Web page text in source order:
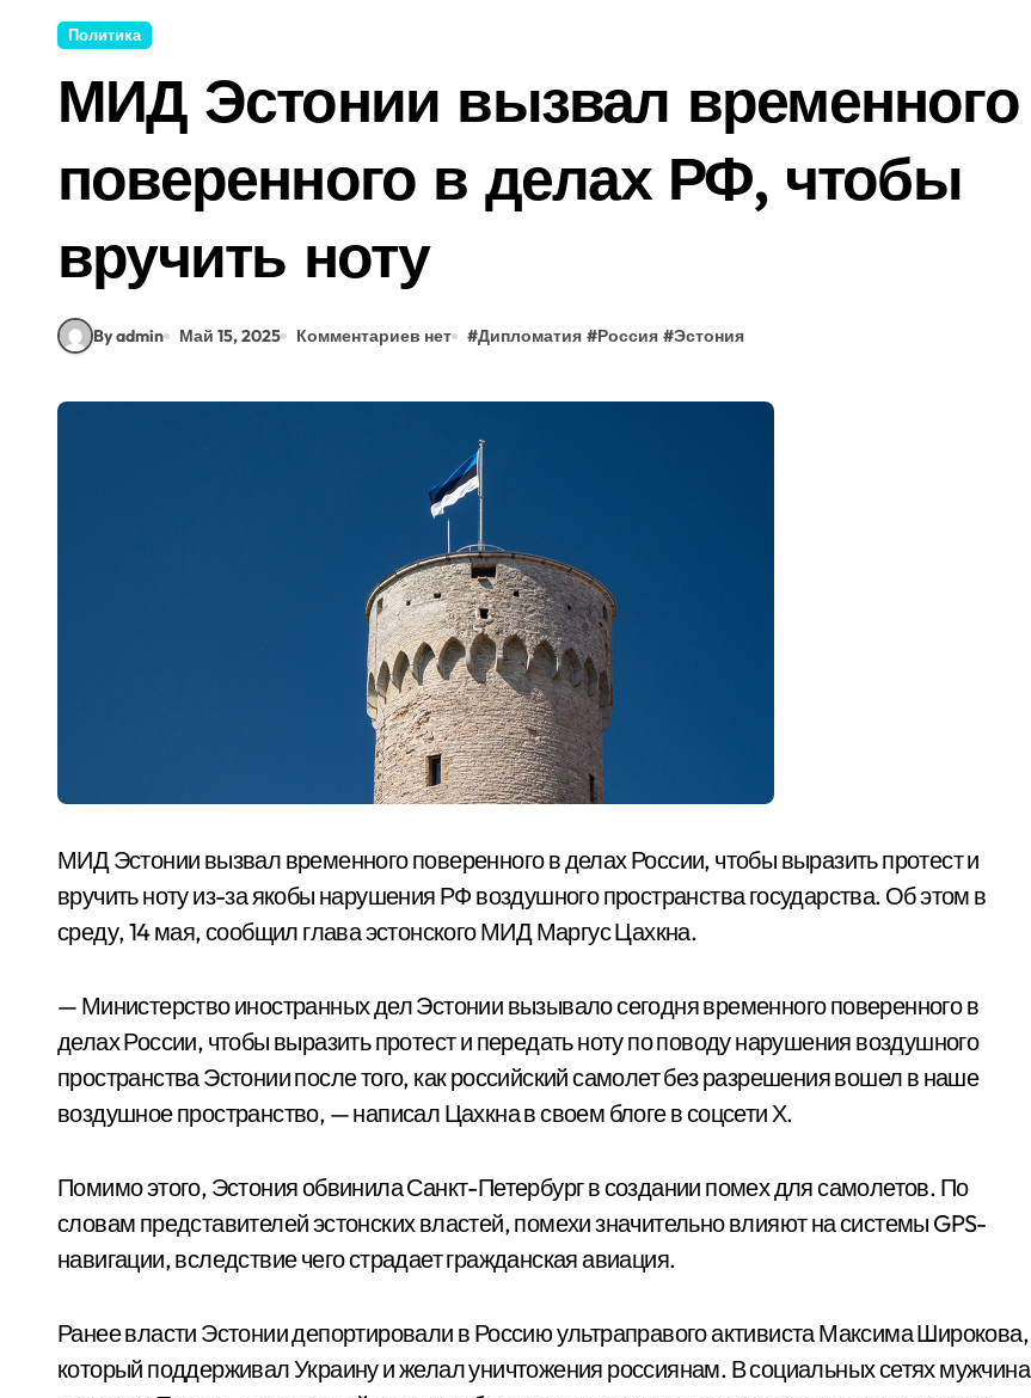
Политика
МИД Эстонии вызвал временного
поверенного в делах РФ, чтобы
вручить ноту
By admin Май 15, 2025 Комментариев нет #Дипломатия #Россия #Эстония
МИД Эстонии вызвал временного поверенного в делах России, чтобы выразить протест и
вручить ноту из-за якобы нарушения РФ воздушного пространства государства. Об этом в
среду, 14 мая, сообщил глава эстонского МИД Маргус Цахкна.
— Министерство иностранных дел Эстонии вызывало сегодня временного поверенного в
делах России, чтобы выразить протест и передать ноту по поводу нарушения воздушного
пространства Эстонии после того, как российский самолет без разрешения вошел в наше
воздушное пространство, — написал Цахкна в своем блоге в соцсети Х.
Помимо этого, Эстония обвинила Санкт-Петербург в создании помех для самолетов. По
словам представителей эстонских властей, помехи значительно влияют на системы GPS-
навигации, вследствие чего страдает гражданская авиация.
Ранее власти Эстонии депортировали в Россию ультраправого активиста Максима Широкова,
который поддерживал Украину и желал уничтожения россиянам. В социальных сетях мужчина